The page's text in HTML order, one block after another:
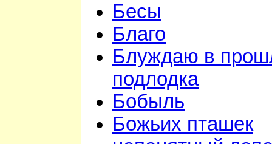
Бесы
Благо
Блуждаю в
подлодка
Бобыль
Божьих пташек